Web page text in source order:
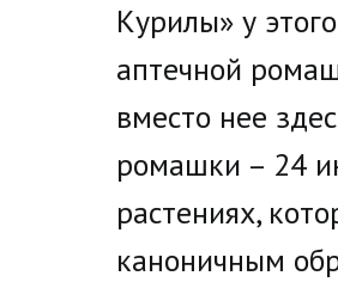
Курилы» у
аптечной
вместо нее
ромашки – 24
растениях,
каноничным